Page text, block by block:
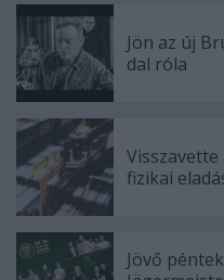
Jön az új
dal róla
fizikai
Jövő